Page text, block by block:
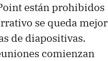
están prohibidos
se queda mejor
de diapositivas.
comienzan